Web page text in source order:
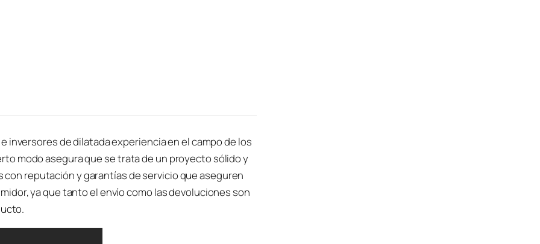
inversores de dilatada experiencia en el campo de los
modo asegura que se trata de un proyecto sólido y
reputación y garantías de servicio que aseguren
ya que tanto el envío como las devoluciones son